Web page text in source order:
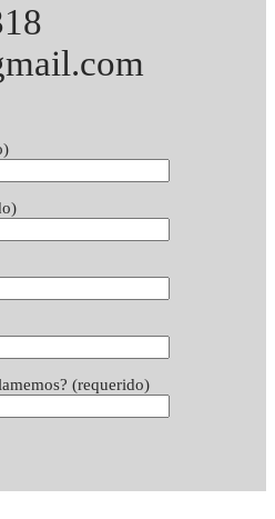
(requerido)